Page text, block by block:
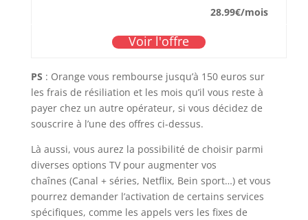
28.99€/mois
Voir l'offre
PS : Orange vous rembourse jusqu’à 150 euros sur
les frais de résiliation et les mois qu’il vous reste à
payer chez un autre opérateur, si vous décidez de
souscrire à l’une des offres ci-dessus.
Là aussi, vous aurez la possibilité de choisir parmi
diverses options TV pour augmenter vos
chaînes (Canal + séries, Netflix, Bein sport…) et vous
pourrez demander l’activation de certains services
spécifiques, comme les appels vers les fixes de